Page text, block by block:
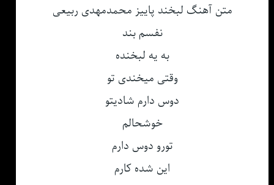
متن آهنگ لبخند پاییز محمدمهدی ربیعی
نفسم بند
به یه لبخنده
وقتی میخندی تو
دوس دارم شادیتو
خوشحالم
تورو دوس دارم
این شده کارم